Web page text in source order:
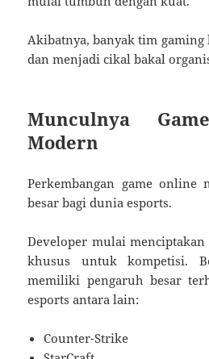
Akibatnya, banyak tim
dan menjadi cikal bakal
Munculnya
Modern
Perkembangan game online
besar bagi dunia esports.
Developer mulai menciptakan
khusus untuk kompetisi.
memiliki pengaruh besar
esports antara lain:
Counter-Strike